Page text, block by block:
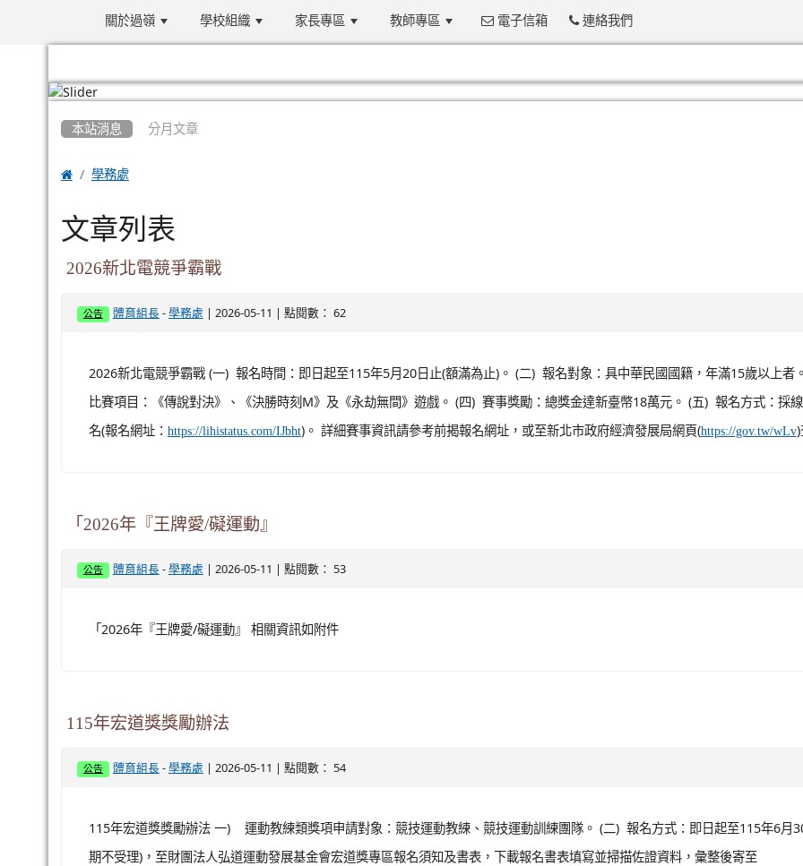
關於過嶺 學校組織 家長專區 教師專區 電子信箱 連絡我們
本站消息 分月文章
 學務處
文章列表
2026新北電競爭霸戰
公告 體育組長- 學務處 | 2026-05-11 | 點閱數： 62
2026新北電競爭霸戰 (一) 報名時間：即日起至115年5月20日止(額滿為止)。 (二) 報名對象：具中華民國國籍，年滿15歲以上者
比賽項目：《傳說對決》、《決勝時刻M》及《永劫無間》遊戲。 (四) 賽事獎勵：總獎金達新臺幣18萬元。 (五) 報名方式：採
名(報名網址： https://lihistatus.com/IJbht)。 詳細賽事資訊請參考前揭報名網址，或至新北市政府經濟發展局網頁(https://gov.tw/wLv
「2026年『王牌愛/礙運動』
公告 體育組長- 學務處 | 2026-05-11 | 點閱數： 53
「2026年『王牌愛/礙運動』 相關資訊如附件
115年宏道獎獎勵辦法
公告 體育組長- 學務處 | 2026-05-11 | 點閱數： 54
115年宏道獎獎勵辦法 一) 運動教練類獎項申請對象：競技運動教練、競技運動訓練團隊。 (二) 報名方式：即日起至115年6月
期不受理)，至財團法人弘道運動發展基金會宏道獎專區報名須知及書表，下載報名書表填寫並掃描佐證資料，彙整後寄至